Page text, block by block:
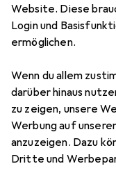
Website. Diese
Login und
ermöglichen.
Wenn du allem
darüber hinaus
zu zeigen, unsere
Werbung auf
anzuzeigen. Dazu
Dritte und
MENGENRABATT
Filterrahmen
Preis in EUR inkl.
EUR
10,76 Spare
Schneller lieferbar
Angebot fürEUR
26,25